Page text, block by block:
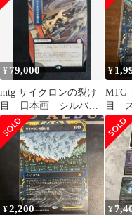
¥ 79,000
mtg サイクロンの裂け
目 日本画 シルバー
スクロールfoil
¥
MTG
目 ス
ンの
¥2,200 ¥